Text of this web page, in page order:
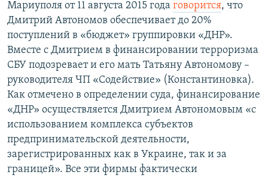
Мариуполя от 11 августа 2015 года говорится, что
Дмитрий Автономов обеспечивает до 20%
поступлений в «бюджет» группировки «ДНР».
Вместе с Дмитрием в финансировании терроризма
СБУ подозревает и его мать Татьяну Автономову –
руководителя ЧП «Содействие» (Константиновка).
Как отмечено в определении суда, финансирование
«ДНР» осуществляется Дмитрием Автономовым «с
использованием комплекса субъектов
предпринимательской деятельности,
зарегистрированных как в Украине, так и за
границей». Все эти фирмы фактически